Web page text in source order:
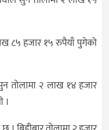
८५ हजार १५ रुपैयाँ पुगेको
तोलामा २ लाख १४ हजार
।